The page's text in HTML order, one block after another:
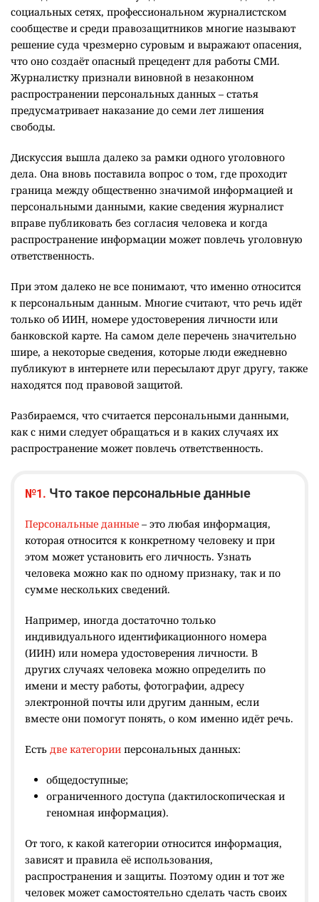
социальных сетях, профессиональном журналистском
сообществе и среди правозащитников многие называют
решение суда чрезмерно суровым и выражают опасения,
что оно создаёт опасный прецедент для работы СМИ.
Журналистку признали виновной в незаконном
распространении персональных данных – статья
предусматривает наказание до семи лет лишения
свободы.
Дискуссия вышла далеко за рамки одного уголовного
дела. Она вновь поставила вопрос о том, где проходит
граница между общественно значимой информацией и
персональными данными, какие сведения журналист
вправе публиковать без согласия человека и когда
распространение информации может повлечь уголовную
ответственность.
При этом далеко не все понимают, что именно относится
к персональным данным. Многие считают, что речь идёт
только об ИИН, номере удостоверения личности или
банковской карте. На самом деле перечень значительно
шире, а некоторые сведения, которые люди ежедневно
публикуют в интернете или пересылают друг другу, также
находятся под правовой защитой.
Разбираемся, что считается персональными данными,
как с ними следует обращаться и в каких случаях их
распространение может повлечь ответственность.
№1. Что такое персональные данные
Персональные данные – это любая информация,
которая относится к конкретному человеку и при
этом может установить его личность. Узнать
человека можно как по одному признаку, так и по
сумме нескольких сведений.
Например, иногда достаточно только
индивидуального идентификационного номера
(ИИН) или номера удостоверения личности. В
других случаях человека можно определить по
имени и месту работы, фотографии, адресу
электронной почты или другим данным, если
вместе они помогут понять, о ком именно идёт речь.
Есть две категории персональных данных:
общедоступные;
ограниченного доступа (дактилоскопическая и
геномная информация).
От того, к какой категории относится информация,
зависят и правила её использования,
распространения и защиты. Поэтому один и тот же
человек может самостоятельно сделать часть своих